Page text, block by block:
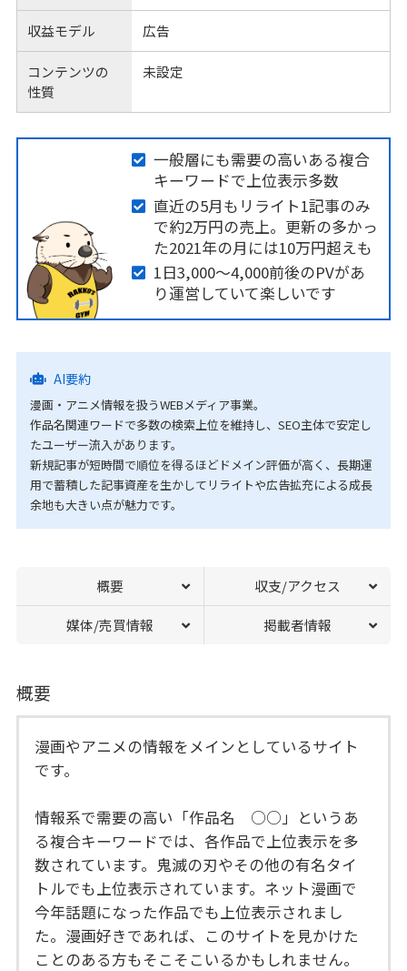
収益モデル 広告
コンテンツの
性質
未設定
一般層にも需要の高いある複合
キーワードで上位表示多数
直近の5月もリライト1記事のみ
で約2万円の売上。更新の多かっ
た2021年の月には10万円超えも
1日3,000〜4,000前後のPVがあ
り運営していて楽しいです
AI要約
漫画・アニメ情報を扱うWEBメディア事業。
作品名関連ワードで多数の検索上位を維持し、SEO主体で安定し
たユーザー流入があります。
新規記事が短時間で順位を得るほどドメイン評価が高く、長期運
用で蓄積した記事資産を生かしてリライトや広告拡充による成長
余地も大きい点が魅力です。
概要 収支/アクセス
媒体/売買情報 掲載者情報
概要
漫画やアニメの情報をメインとしているサイト
です。
情報系で需要の高い「作品名 ○○」というあ
る複合キーワードでは、各作品で上位表示を多
数されています。鬼滅の刃やその他の有名タイ
トルでも上位表示されています。ネット漫画で
今年話題になった作品でも上位表示されまし
た。漫画好きであれば、このサイトを見かけた
ことのある方もそこそこいるかもしれません。